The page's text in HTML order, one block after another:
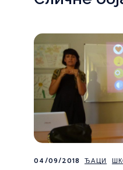
04/09/2018 ЂАЦИ